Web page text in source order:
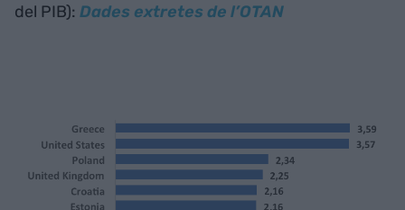
del PIB): Dades extretes de l’OTAN